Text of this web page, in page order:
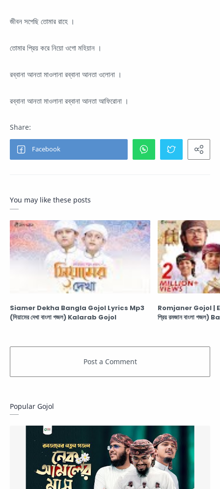
জীবন সপেছি তোমার রাহে ।
তোমার প্রিয় করে নিয়ো ওগো মহিয়ান ।
রব্বানা আনতা মাওলানা রব্বানা আনতা ওলোনা ।
রব্বানা আনতা মাওলানা রব্বানা আনতা আফিরোনা ।
You may like these posts
Siamer Dekha Bangla Gojol Lyrics Mp3
(সিয়ামের দেখা বাংলা গজল) Kalarab Gojol
Romjaner Gojol |
প্রিয় রমজান বাংলা
Popular Gojol